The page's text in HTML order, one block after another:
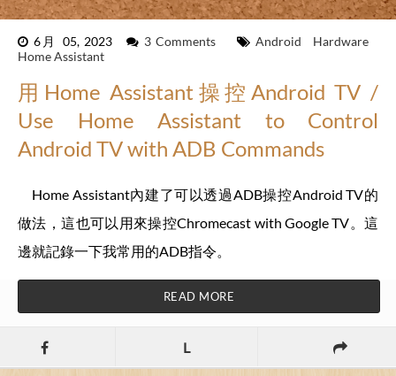
6月 05, 2023 3 Comments Android
Hardware
Home Assistant
用Home Assistant操控Android TV /
Use Home Assistant to Control
Android TV with ADB Commands
Home Assistant內建了可以透過ADB操控Android TV的
做法，這也可以用來操控Chromecast with Google TV。這
邊就記錄一下我常用的ADB指令。
READ MORE
L